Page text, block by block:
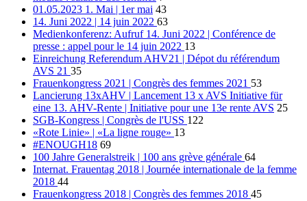
01.05.2023 1. Mai | 1er mai 43
14. Juni 2022 | 14 juin 2022 63
Medienkonferenz: Aufruf 14. Juni 2022 | Conférence de
presse : appel pour le 14 juin 2022 13
Einreichung Referendum AHV21 | Dépot du référendum
AVS 21 35
Frauenkongress 2021 | Congrès des femmes 2021 53
Lancierung 13xAHV | Lancement 13 x AVS Initiative für
eine 13. AHV-Rente | Initiative pour une 13e rente AVS 25
SGB-Kongress | Congrès de l'USS 122
«Rote Linie» | «La ligne rouge» 13
#ENOUGH18 69
100 Jahre Generalstreik | 100 ans grève générale 64
Internat. Frauentag 2018 | Journée internationale de la femme
2018 44
Frauenkongress 2018 | Congrès des femmes 2018 45